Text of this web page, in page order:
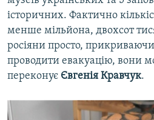
історичних. Фактично
менше мільйона, двохсот
росіяни просто,
проводити евакуацію, вони
переконує Євгенія Кравчук.